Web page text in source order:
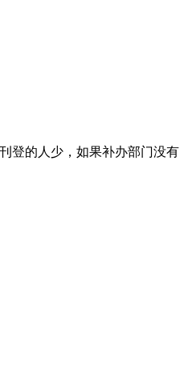
登的人少，如果补办部门没有